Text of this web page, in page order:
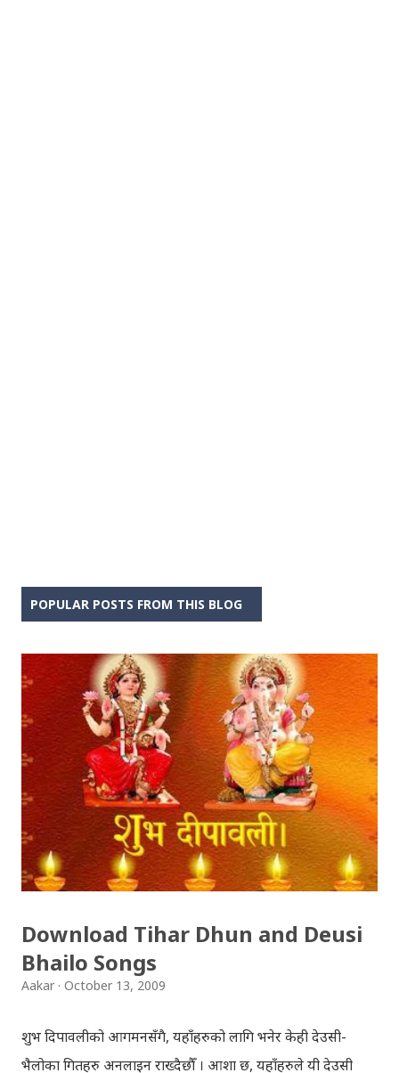
POPULAR POSTS FROM THIS BLOG
Download Tihar Dhun and Deusi
Bhailo Songs
Aakar October 13, 2009
शुभ दिपावलीको आगमनसँगै, यहाँहरुको लागि भनेर केही देउसी-
भैलोका गितहरु अनलाइन राख्दैछौँ । आशा छ, यहाँहरुले यी देउसी